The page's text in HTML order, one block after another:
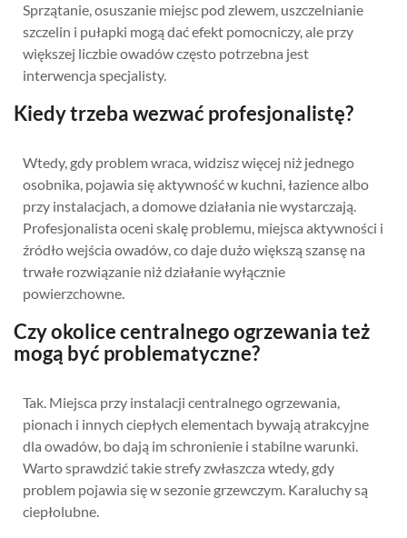
Sprzątanie, osuszanie miejsc pod zlewem, uszczelnianie
szczelin i pułapki mogą dać efekt pomocniczy, ale przy
większej liczbie owadów często potrzebna jest
interwencja specjalisty.
Kiedy trzeba wezwać profesjonalistę?
Wtedy, gdy problem wraca, widzisz więcej niż jednego
osobnika, pojawia się aktywność w kuchni, łazience albo
przy instalacjach, a domowe działania nie wystarczają.
Profesjonalista oceni skalę problemu, miejsca aktywności i
źródło wejścia owadów, co daje dużo większą szansę na
trwałe rozwiązanie niż działanie wyłącznie
powierzchowne.
Czy okolice centralnego ogrzewania też
mogą być problematyczne?
Tak. Miejsca przy instalacji centralnego ogrzewania,
pionach i innych ciepłych elementach bywają atrakcyjne
dla owadów, bo dają im schronienie i stabilne warunki.
Warto sprawdzić takie strefy zwłaszcza wtedy, gdy
problem pojawia się w sezonie grzewczym. Karaluchy są
ciepłolubne.